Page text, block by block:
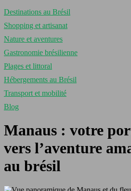
Destinations au Brésil
Shopping et artisanat
Nature et aventures
Gastronomie brésilienne
Plages et littoral
Hébergements au Brésil
Transport et mobilité
Blog
Manaus : votre
vers l’aventure
au brésil